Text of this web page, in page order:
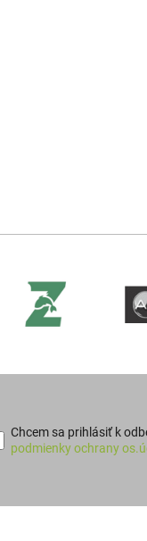
Chcem sa prihlásiť k
podmienky ochrany